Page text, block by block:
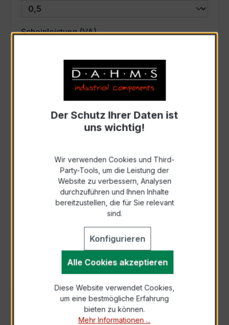
Scheinleistung (VA)auswählen
Auswahl zurücksetzen
Zur Sammelanfrage hinzufügen
Anfrage telefonisch
Als PDF exportieren
BESCHREIBUNG
Der EWSKD 31.8 3x50/5A 10VA Kl.0,5 ist ein
Der Schutz Ihrer Daten ist
uns wichtig!
Wir verwenden Cookies und Third-
Party-Tools, um die Leistung der
Website zu verbessern, Analysen
durchzuführen und Ihnen Inhalte
bereitzustellen, die für Sie relevant
sind.
Konfigurieren
Alle Cookies akzeptieren
Diese Website verwendet Cookies,
um eine bestmögliche Erfahrung
bieten zu können.
Mehr Informationen ...